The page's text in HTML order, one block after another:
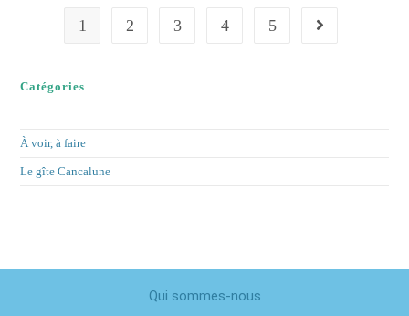
1 2 3 4 5
Catégories
À voir, à faire
Le gîte Cancalune
Qui sommes-nous